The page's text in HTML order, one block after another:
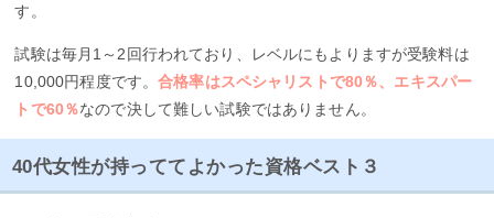
す。
試験は毎月1～2回行われており、レベルにもよりますが受験料は
10,000円程度です。合格率はスペシャリストで80％、エキスパー
トで60％なので決して難しい試験ではありません。
40代女性が持っててよかった資格ベスト３